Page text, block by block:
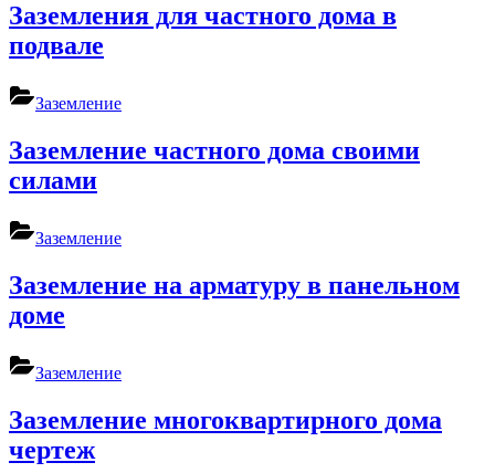
Заземления для частного дома в
подвале
Заземление
Заземление частного дома своими
силами
Заземление
Заземление на арматуру в панельном
доме
Заземление
Заземление многоквартирного дома
чертеж